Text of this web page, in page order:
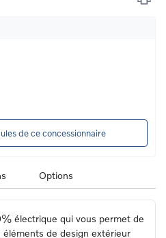
de ce concessionnaire
Options
électrique qui vous permet de
éléments de design extérieur